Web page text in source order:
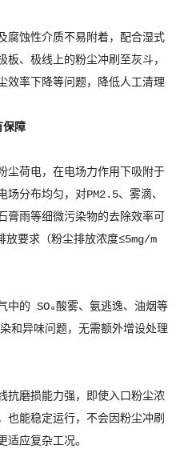
腐蚀性介质不易附着，配合湿式
、极线上的粉尘冲刷至灰斗，
效率下降等问题，降低人工清理
保障
尘荷电，在电场力作用下吸附于
分布均匀，对PM2.5、雾滴、
雨等细微污染物的去除效率可
要求（粉尘排放浓度≤5mg/m
中的 SO₃酸雾、氨逃逸、油烟等
和异味问题，无需额外增设处理
抗磨损能力强，即使入口粉尘浓
也能稳定运行，不会因粉尘冲刷
应复杂工况。